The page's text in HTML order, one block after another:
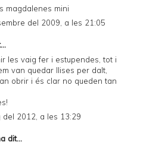
magdalenes mini
del 2009, a les 21:05
les vaig fer i estupendes, tot i
van quedar llises per dalt,
obrir i és clar no queden tan
del 2012, a les 13:29
dit...